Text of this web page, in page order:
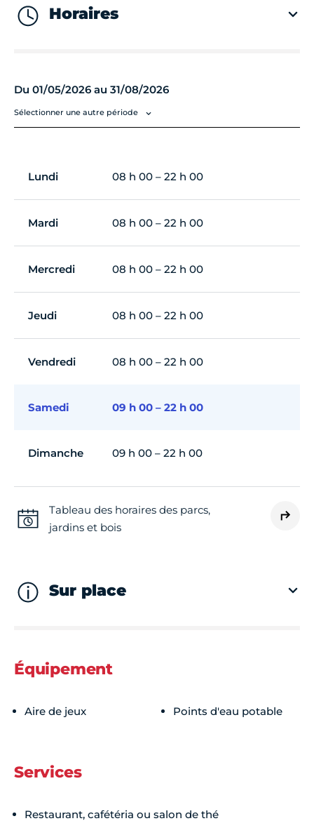
Horaires
Du 01/05/2026 au 31/08/2026
Sélectionner une autre période
Lundi 08 h 00 – 22 h 00
Mardi 08 h 00 – 22 h 00
Mercredi 08 h 00 – 22 h 00
Jeudi 08 h 00 – 22 h 00
Vendredi 08 h 00 – 22 h 00
Samedi 09 h 00 – 22 h 00
Dimanche 09 h 00 – 22 h 00
Tableau des horaires des parcs,
jardins et bois
Sur place
Équipement
Aire de jeux Points d'eau potable
Services
Restaurant, cafétéria ou salon de thé